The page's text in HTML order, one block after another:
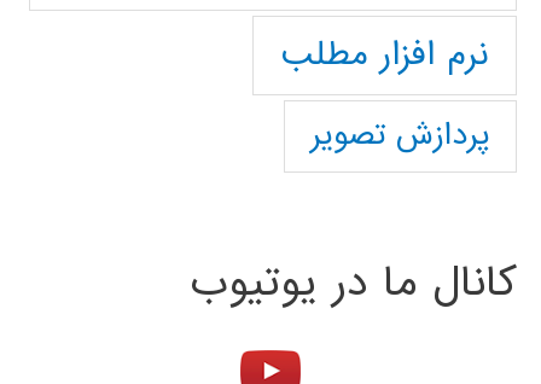
نرم افزار مطلب
پردازش تصویر
کانال ما در یوتیوب